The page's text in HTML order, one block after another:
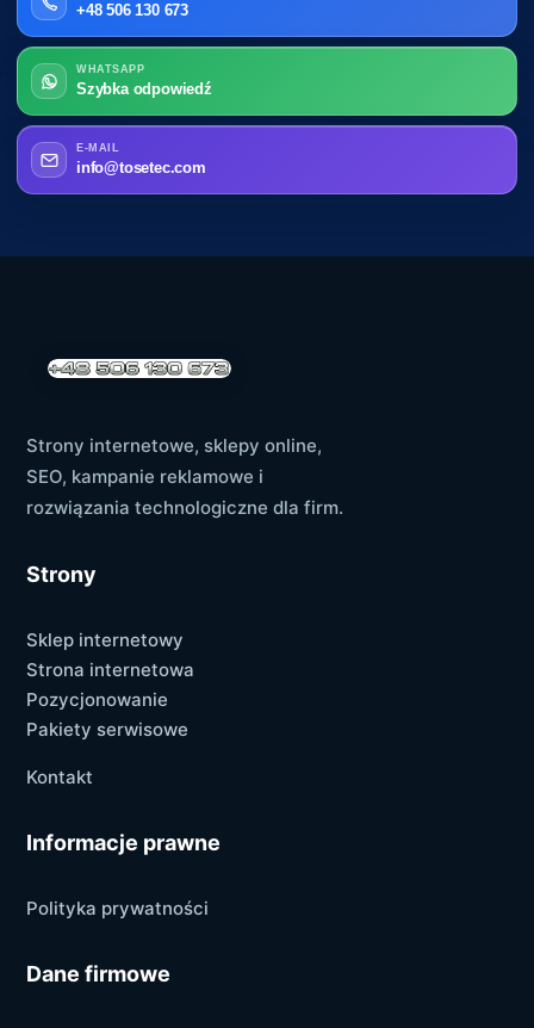
+48 506 130 673
WHATSAPP
Szybka odpowiedź
E-MAIL
info@tosetec.com
Strony internetowe, sklepy online,
SEO, kampanie reklamowe i
rozwiązania technologiczne dla firm.
Strony
Sklep internetowy
Strona internetowa
Pozycjonowanie
Pakiety serwisowe
Kontakt
Informacje prawne
Polityka prywatności
Dane firmowe